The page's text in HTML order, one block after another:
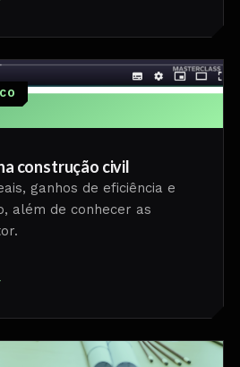
construção civil
ganhos de eficiência e
além de conhecer as